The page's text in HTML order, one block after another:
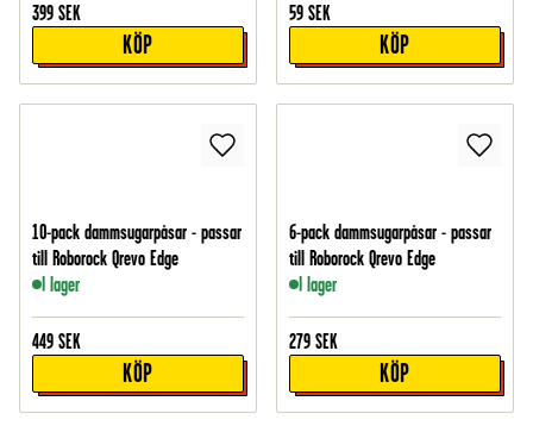
399 SEK
KÖP
59 SEK
KÖP
10-pack dammsugarpåsar - passar
till Roborock Qrevo Edge
I lager
449 SEK
KÖP
6-pack dammsugarpåsar - passar
till Roborock Qrevo Edge
I lager
279 SEK
KÖP